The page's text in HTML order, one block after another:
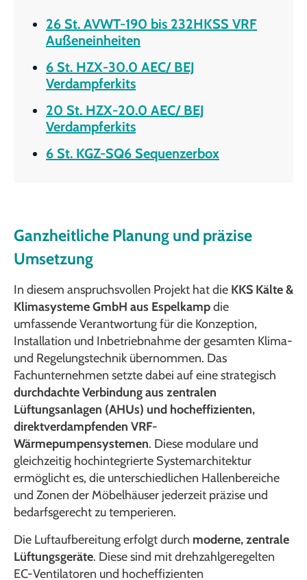
26 St. AVWT-190 bis 232HKSS VRF
Außeneinheiten
6 St. HZX-30.0 AEC/ BEJ
Verdampferkits
20 St. HZX-20.0 AEC/ BEJ
Verdampferkits
6 St. KGZ-SQ6 Sequenzerbox
Ganzheitliche Planung und präzise
Umsetzung
In diesem anspruchsvollen Projekt hat die KKS Kälte &
Klimasysteme GmbH aus Espelkampdie
umfassende Verantwortung für die Konzeption,
Installation und Inbetriebnahme der gesamten Klima-
und Regelungstechnik übernommen. Das
Fachunternehmen setzte dabei auf eine strategisch
durchdachte Verbindung aus zentralen
Lüftungsanlagen (AHUs) und hocheffizienten,
direktverdampfenden VRF-
Wärmepumpensystemen. Diese modulare und
gleichzeitig hochintegrierte Systemarchitektur
ermöglicht es, die unterschiedlichen Hallenbereiche
und Zonen der Möbelhäuser jederzeit präzise und
bedarfsgerecht zu temperieren.
Die Luftaufbereitung erfolgt durch moderne, zentrale
Lüftungsgeräte. Diese sind mit drehzahlgeregelten
EC-Ventilatoren und hocheffizienten